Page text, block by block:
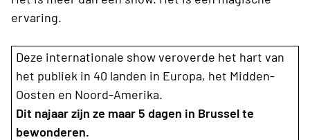
ervaring.
Deze internationale show veroverde het hart van
het publiek in 40 landen in Europa, het Midden-
Oosten en Noord-Amerika.
Dit najaar zijn ze maar 5 dagen in Brussel te
bewonderen.